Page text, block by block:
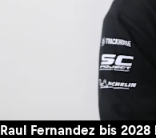
Raul Fernandez bis